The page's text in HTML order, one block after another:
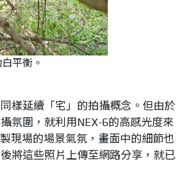
平衡。
樣延續「宅」的拍攝概念。但由於
氛圍，就利用NEX-6的高感光度來
現場的場景氣氛，畫面中的細節也
將這些照片上傳至網路分享，就已